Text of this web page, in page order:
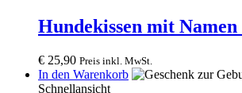
Hundekissen mit
€ 25,90 Preis inkl. MwSt.
In den Warenkorb
Schnellansicht